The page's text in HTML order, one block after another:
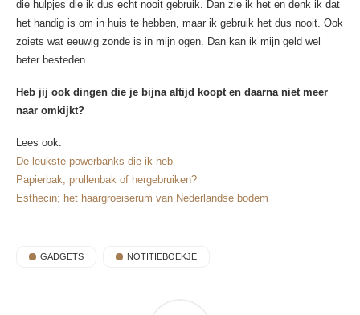
die hulpjes die ik dus echt nooit gebruik. Dan zie ik het en denk ik dat
het handig is om in huis te hebben, maar ik gebruik het dus nooit. Ook
zoiets wat eeuwig zonde is in mijn ogen. Dan kan ik mijn geld wel
beter besteden.
Heb jij ook dingen die je bijna altijd koopt en daarna niet meer
naar omkijkt?
Lees ook:
De leukste powerbanks die ik heb
Papierbak, prullenbak of hergebruiken?
Esthecin; het haargroeiserum van Nederlandse bodem
GADGETS NOTITIEBOEKJE